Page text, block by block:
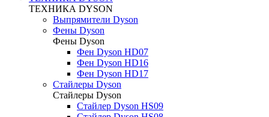
ТЕХНИКА DYSON
Выпрямители Dyson
Фены Dyson
Фены Dyson
Фен Dyson HD07
Фен Dyson HD16
Фен Dyson HD17
Стайлеры Dyson
Стайлеры Dyson
Стайлер Dyson HS09